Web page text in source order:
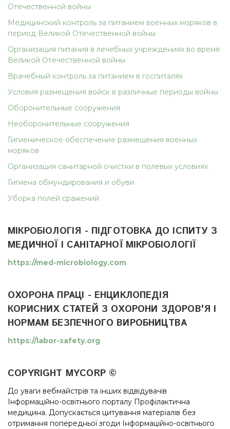
Отечественной войны
Медицинский контроль за питанием военных моряков в
период Великой Отечественной войны
Организация питания в лечебных учреждениях во время
Великой Отечественной войны
Врачебный контроль за питанием в госпиталях
Условия размещения войск в различные периоды войны
Оборонительные сооружения
Необоронительные сооружения
Гигиеническое обеспечение размещения военных
моряков
Организация санитарной очистки в полевых условиях
Гигиена обмундирования и обуви
Уборка полей сражений
МІКРОБІОЛОГІЯ - ПІДГОТОВКА ДО ІСПИТУ З
МЕДИЧНОЇ І САНІТАРНОЇ МІКРОБІОЛОГІЇ
https://med-microbiology.com
ОХОРОНА ПРАЦІ - ЕНЦИКЛОПЕДІЯ
КОРИСНИХ СТАТЕЙ З ОХОРОНИ ЗДОРОВ'Я І
НОРМАМ БЕЗПЕЧНОГО ВИРОБНИЦТВА
https://labor-safety.org
COPYRIGHT MYCORP ©
До уваги вебмайстрів та інших відвідувачів
Інформаційно-освітнього порталу Профілактична
медицина. Допускається цитування матеріалів без
отримання попередньої згоди Інформаційно-освітнього